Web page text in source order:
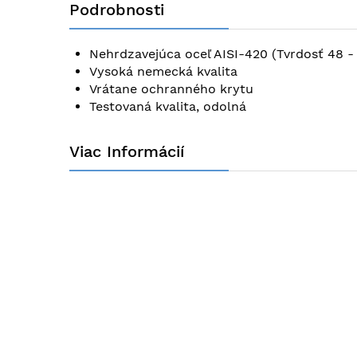
začiatok
galérie
Podrobnosti
Nehrdzavejúca oceľ AISI-420 (Tvrdosť 48 -
Vysoká nemecká kvalita
Vrátane ochranného krytu
Testovaná kvalita, odolná
Viac Informácií